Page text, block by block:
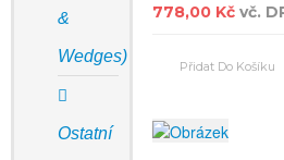
&
Wedges)
Ostatní
778,00 Kč vč.